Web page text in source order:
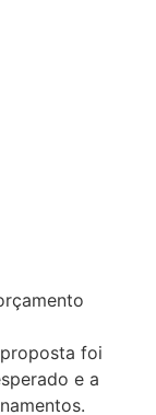
foi
e a